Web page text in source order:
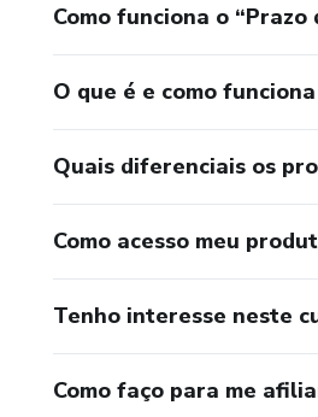
Como funciona o “Prazo
O que é e como
Quais diferenciais os
Como acesso meu
Tenho interesse neste
Como faço para me